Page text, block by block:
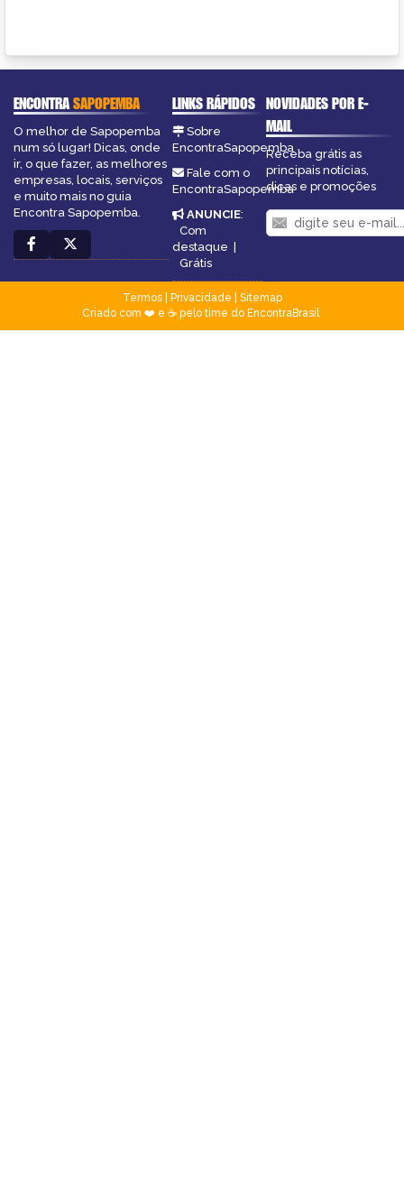
ENCONTRASAPOPEMBA
O melhor de Sapopemba
num só lugar! Dicas, onde
ir, o que fazer, as melhores
empresas, locais, serviços
e muito mais no guia
Encontra Sapopemba.
LINKS RÁPIDOS
Sobre
EncontraSapopemba
Fale com o
EncontraSapopemba
ANUNCIE:
Com
destaque |
Grátis
NOVIDADES POR E-
MAIL
Receba grátis as
principais notícias,
dicas e promoções
Termos| Privacidade
Sitemap
Criado com ❤️ e ☕ pelo time do EncontraBrasil